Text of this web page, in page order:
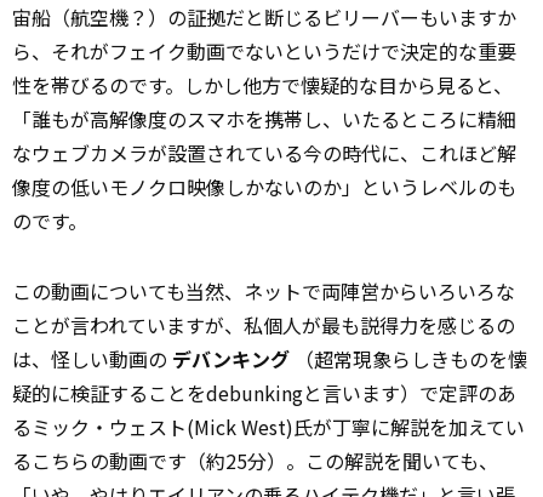
宙船（航空機？）の証拠だと断じるビリーバーもいますか
ら、それがフェイク動画でないというだけで決定的な重要
性を帯びるのです。しかし他方で懐疑的な目から見ると、
「誰もが高解像度のスマホを携帯し、いたるところに精細
なウェブカメラが設置されている今の時代に、これほど解
像度の低いモノクロ映像しかないのか」というレベルのも
のです。
この動画についても当然、ネットで両陣営からいろいろな
ことが言われていますが、私個人が最も説得力を感じるの
は、怪しい動画の デバンキング （超常現象らしきものを懐
疑的に検証することをdebunkingと言います）で定評のあ
るミック・ウェスト(Mick West)氏が丁寧に解説を加えてい
るこちらの動画です（約25分）。この解説を聞いても、